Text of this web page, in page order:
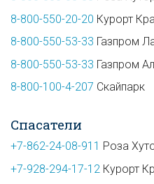
8-800-550-20-20 Курорт
8-800-550-53-33 Газпром
8-800-550-53-33 Газпром
8-800-100-4-207 Скайпарк
Спасатели
+7-862-24-08-911 Роза
+7-928-294-17-12 Курорт